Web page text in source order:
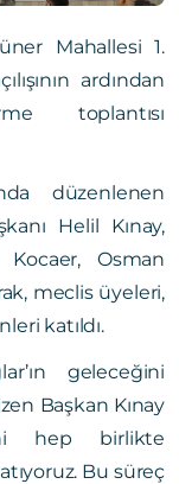
Mahallesi 1.
ardından
toplantısı
düzenlenen
Helil Kınay,
Kocaer, Osman
meclis üyeleri,
katıldı.
geleceğini
Başkan Kınay
hep birlikte
Bu süreç